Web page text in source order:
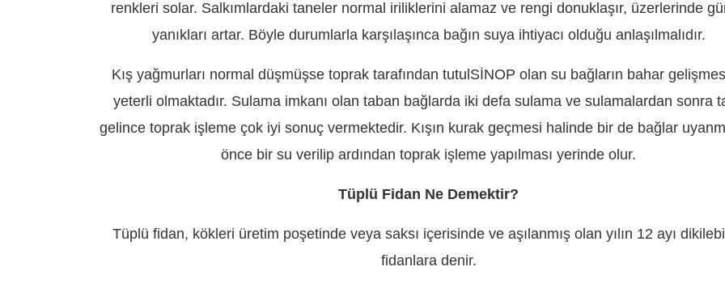
renkleri solar. Salkımlardaki taneler normal iriliklerini alamaz ve rengi donuklaşır, üzerlerinde
yanıkları artar. Böyle durumlarla karşılaşınca bağın suya ihtiyacı olduğu anlaşılmalıdır.
Kış yağmurları normal düşmüşse toprak tarafından tutulSİNOP olan su bağların bahar
yeterli olmaktadır. Sulama imkanı olan taban bağlarda iki defa sulama ve sulamalardan sonra
gelince toprak işleme çok iyi sonuç vermektedir. Kışın kurak geçmesi halinde bir de bağlar
önce bir su verilip ardından toprak işleme yapılması yerinde olur.
Tüplü Fidan Ne Demektir?
Tüplü fidan, kökleri üretim poşetinde veya saksı içerisinde ve aşılanmış olan yılın 12 ayı
fidanlara denir.